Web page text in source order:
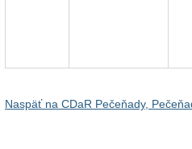
Naspäť na CDaR Pečeňady,